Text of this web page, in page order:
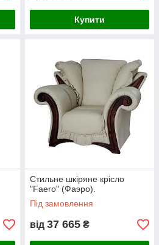
Купити
Стильне шкіряне крісло
"Faero" (Фаэро).
Під замовлення
від 37 665 ₴